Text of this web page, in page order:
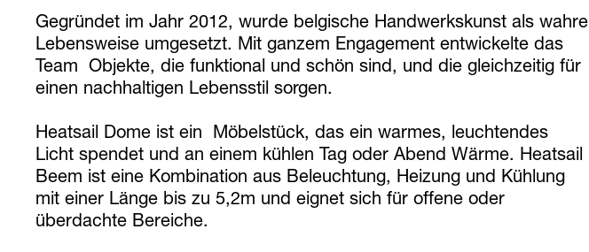
Gegründet im Jahr 2012, wurde belgische Handwerkskunst als wahre
Lebensweise umgesetzt. Mit ganzem Engagement entwickelte das
Team Objekte, die funktional und schön sind, und die gleichzeitig für
einen nachhaltigen Lebensstil sorgen.
Heatsail Dome ist ein Möbelstück, das ein warmes, leuchtendes
Licht spendet und an einem kühlen Tag oder Abend Wärme. Heatsail
Beem ist eine Kombination aus Beleuchtung, Heizung und Kühlung
mit einer Länge bis zu 5,2m und eignet sich für offene oder
überdachte Bereiche.